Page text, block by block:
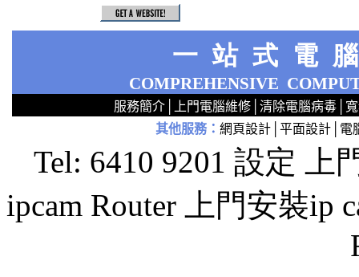
一站式電
COMPREHENSIVE
服務簡介 上門電腦維修 清除電腦病毒
其他服務： 網頁設計│ 平面設計│ 電
Tel: 6410 9201 設定 上
ipcam Router 上門安裝ip